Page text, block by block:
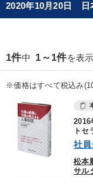
2020年10月20日 日
1件中 1～1件を表示
※価格はすべて税込み
2016
トセ
社
松本
サル